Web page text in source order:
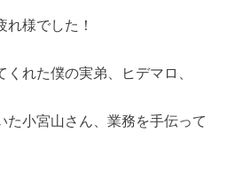
様でした！
れた僕の実弟、ヒデマロ、
た小宮山さん、業務を手伝って